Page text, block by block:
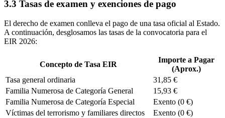
3.3 Tasas de examen y exenciones de pago
El derecho de examen conlleva el pago de una tasa oficial al Estado.
A continuación, desglosamos las tasas de la convocatoria para el
EIR 2026:
Concepto de Tasa EIR
Importe a Pagar
(Aprox.)
Tasa general ordinaria
31,85 €
Familia Numerosa de Categoría General
15,93 €
Familia Numerosa de Categoría Especial
Exento (0 €)
Víctimas del terrorismo y familiares directos
Exento (0 €)